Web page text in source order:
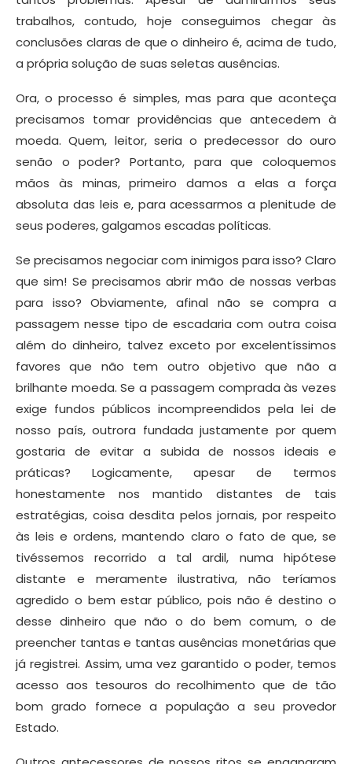
trabalhos, contudo, hoje conseguimos chegar às
conclusões claras de que o dinheiro é, acima de tudo,
a própria solução de suas seletas ausências.
Ora, o processo é simples, mas para que aconteça
precisamos tomar providências que antecedem à
moeda. Quem, leitor, seria o predecessor do ouro
senão o poder? Portanto, para que coloquemos
mãos às minas, primeiro damos a elas a força
absoluta das leis e, para acessarmos a plenitude de
seus poderes, galgamos escadas políticas.
Se precisamos negociar com inimigos para isso? Claro
que sim! Se precisamos abrir mão de nossas verbas
para isso? Obviamente, afinal não se compra a
passagem nesse tipo de escadaria com outra coisa
além do dinheiro, talvez exceto por excelentíssimos
favores que não tem outro objetivo que não a
brilhante moeda. Se a passagem comprada às vezes
exige fundos públicos incompreendidos pela lei de
nosso país, outrora fundada justamente por quem
gostaria de evitar a subida de nossos ideais e
práticas? Logicamente, apesar de termos
honestamente nos mantido distantes de tais
estratégias, coisa desdita pelos jornais, por respeito
às leis e ordens, mantendo claro o fato de que, se
tivéssemos recorrido a tal ardil, numa hipótese
distante e meramente ilustrativa, não teríamos
agredido o bem estar público, pois não é destino o
desse dinheiro que não o do bem comum, o de
preencher tantas e tantas ausências monetárias que
já registrei. Assim, uma vez garantido o poder, temos
acesso aos tesouros do recolhimento que de tão
bom grado fornece a população a seu provedor
Estado.